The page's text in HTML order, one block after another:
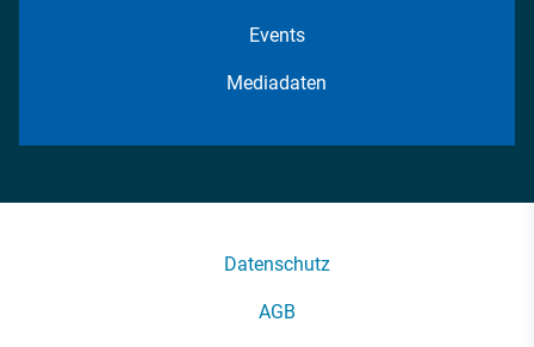
Events
Mediadaten
Datenschutz
AGB